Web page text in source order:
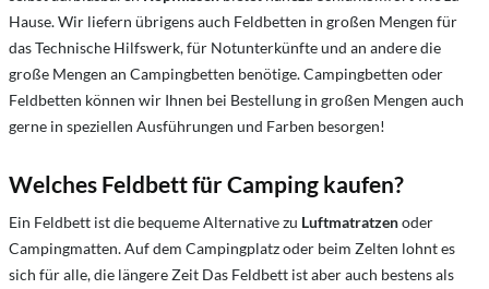
Hause. Wir liefern übrigens auch Feldbetten in großen Mengen für
das Technische Hilfswerk, für Notunterkünfte und an andere die
große Mengen an Campingbetten benötige. Campingbetten oder
Feldbetten können wir Ihnen bei Bestellung in großen Mengen auch
gerne in speziellen Ausführungen und Farben besorgen!
Welches Feldbett für Camping kaufen?
Ein Feldbett ist die bequeme Alternative zu Luftmatratzenoder
Campingmatten. Auf dem Campingplatz oder beim Zelten lohnt es
sich für alle, die längere Zeit Das Feldbett ist aber auch bestens als